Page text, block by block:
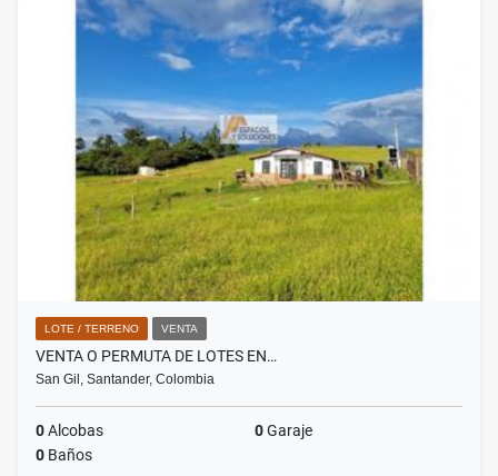
LOTE / TERRENO VENTA
VENTA O PERMUTA DE LOTES EN…
San Gil, Santander, Colombia
0Alcobas 0Garaje
0 Baños